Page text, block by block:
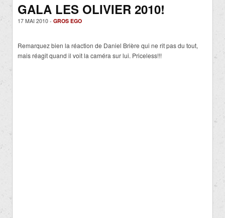
GALA LES OLIVIER 2010!
17 MAI 2010 - GROS EGO
Remarquez bien la réaction de Daniel Brière qui ne rit pas du tout,
mais réagit quand il voit la caméra sur lui. Priceless!!!